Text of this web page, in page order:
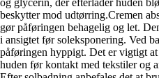
beskytter mod udtørring.Cremen
gør påføringen behagelig og let.
i ansigtet før soleksponering. Ved
påføringen hyppigt. Det er vigtigt
huden før kontakt med tekstiler og